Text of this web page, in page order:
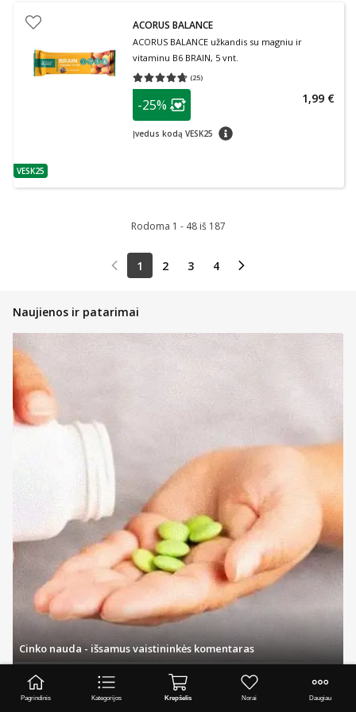
patarimas
VESK25
ACORUS BALANCE
ACORUS BALANCE užkandis su magniu ir
vitaminu B6 BRAIN, 5 vnt.
(25)
Vidutinis įvertinimas 4.68
patarimas
Lojalumo klubo narių nuolaida
-25%
Įvedus kodą VESK25 patarimas
1,99 €
Rodoma 1 - 48 iš 187
1 2 3 4
Naujienos ir patarimai
Visi straipsniai
Cinko nauda - išsamus vaistininkės komentaras
Pagrindinis Kategorijos Krepšelis Norai Daugiau